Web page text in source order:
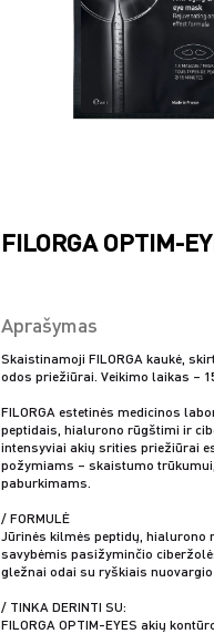
FILORGA OPTIM-
Aprašymas
Skaistinamoji FILORGA kaukė,
odos priežiūrai. Veikimo laikas –
FILORGA estetinės medicinos
peptidais, hialurono rūgštimi ir
intensyviai akių srities priežiūrai
požymiams – skaistumo
paburkimams.
/ FORMULĖ
Jūrinės kilmės peptidų, hialurono
savybėmis pasižyminčio
gležnai odai su ryškiais
/ TINKA DERINTI SU:
FILORGA OPTIM-EYES akių